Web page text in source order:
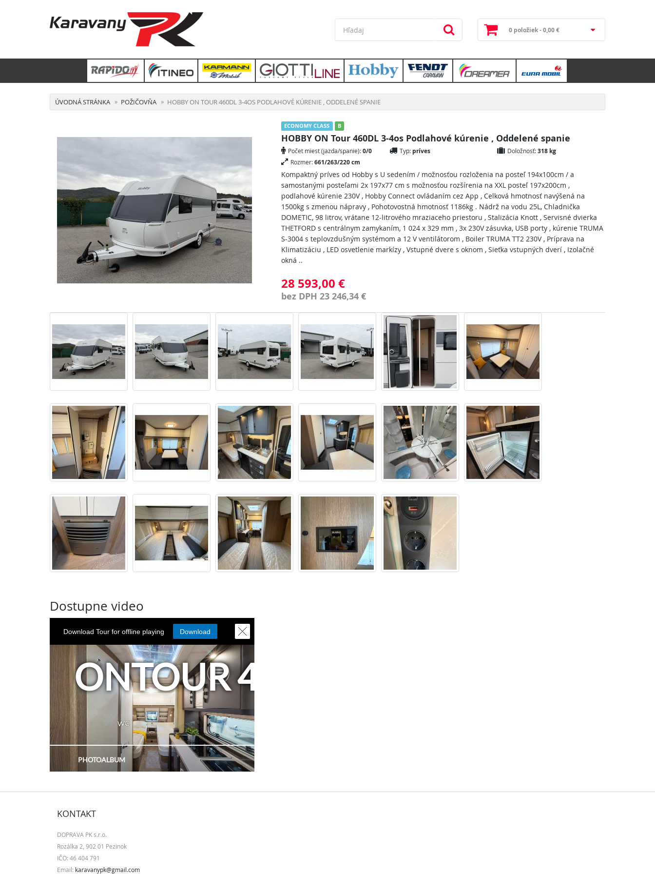
0 položiek - 0,00 €
ÚVODNÁ STRÁNKA POŽIČOVŇA HOBBY ON TOUR 460DL 3-4OS PODLAHOVÉ KÚRENIE , ODDELENÉ SPANIE
ECONOMY CLASS B
HOBBY ON Tour 460DL 3-4os Podlahové kúrenie , Oddelené spanie
Počet miest (jazda/spanie):0/0 Typ: príves Doložnosť:318 kg
Rozmer:661/263/220 cm
Kompaktný príves od Hobby s U sedením / možnosťou rozloženia na posteľ 194x100cm / a
samostanými posteľami 2x 197x77 cm s možnosťou rozšírenia na XXL posteľ 197x200cm ,
podlahové kúrenie 230V , Hobby Connect ovládaním cez App , Celková hmotnosť navýšená na
1500kg s zmenou nápravy , Pohotovostná hmotnosť 1186kg . Nádrž na vodu 25L, Chladnička
DOMETIC, 98 litrov, vrátane 12-litrového mraziaceho priestoru , Stalizácia Knott , Servisné dvierka
THETFORD s centrálnym zamykaním, 1 024 x 329 mm , 3x 230V zásuvka, USB porty , kúrenie TRUMA
S-3004 s teplovzdušným systémom a 12 V ventilátorom , Boiler TRUMA TT2 230V , Príprava na
Klimatizáciu , LED osvetlenie markízy , Vstupné dvere s oknom , Sieťka vstupných dverí , Izolačné
okná ..
28 593,00 €
bez DPH 23 246,34 €
Dostupne video
KONTAKT
DOPRAVA PK s.r.o.
Rozálka 2, 902 01 Pezinok
IČO: 46 404 791
Email: karavanypk@gmail.com